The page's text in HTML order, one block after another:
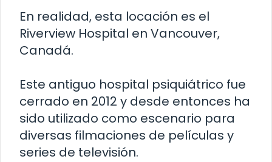
En realidad, esta locación es el
Riverview Hospital en Vancouver,
Canadá.
Este antiguo hospital psiquiátrico fue
cerrado en 2012 y desde entonces ha
sido utilizado como escenario para
diversas filmaciones de películas y
series de televisión.